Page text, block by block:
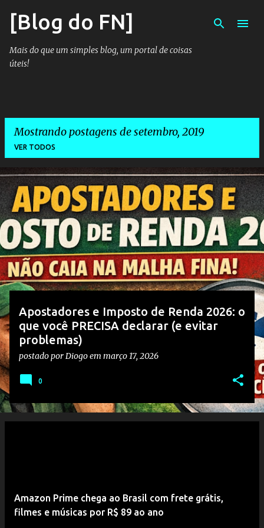
Pular para o conteúdo principal
[Blog do FN]
Mais do que um simples blog, um portal de coisas
úteis!
Mostrando postagens de setembro, 2019
VER TODOS
P
o
s
a
g
e
n
s
Apostadores e Imposto de Renda 2026: o
que você PRECISA declarar (e evitar
problemas)
postado porDiogoem março 17, 2026
0
Amazon Prime chega ao Brasil com frete grátis,
filmes e músicas por R$ 89 ao ano